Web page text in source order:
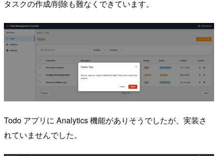
タスクの作成/削除も難なくできています。
Todo アプリに Analytics 機能がありそうでしたが、実装さ
れていませんでした。